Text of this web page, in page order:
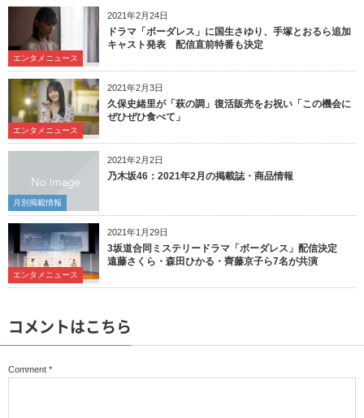
2021年2月24日
エンタメニュース
ドラマ「ボーダレス」に国生さゆり、手塚とおるら追加
キャスト発表 配信直前特番も決定
2021年2月3日
エンタメニュース
久保史緒里が「萩の調」復活販売をお祝い「この機会に
ぜひぜひ食べて」
2021年2月2日
月別掲載情報
乃木坂46：2021年2月の掲載誌・商品情報
2021年1月29日
エンタメニュース
3坂道合同ミステリードラマ「ボーダレス」配信決定
遠藤さくら・森田ひかる・齊藤京子ら7名が共演
コメントはこちら
Comment *